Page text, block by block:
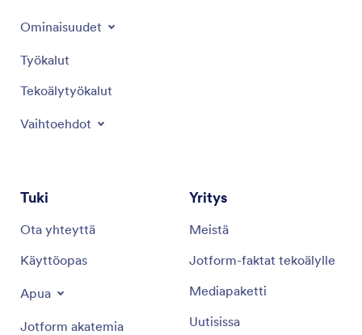
Ominaisuudet
Työkalut
Tekoälytyökalut
Vaihtoehdot
Tuki
Ota yhteyttä
Käyttöopas
Apua
Jotform akatemia
Yritys
Meistä
Jotform-faktat tekoälylle
Mediapaketti
Uutisissa